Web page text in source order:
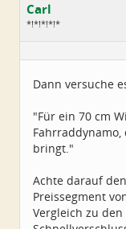
Carl
*!*!*!*!*
Beiträge:
5224
Dann versuche
"Für ein 70 cm
bringt."
Achte darauf
Preissegment
Vergleich zu